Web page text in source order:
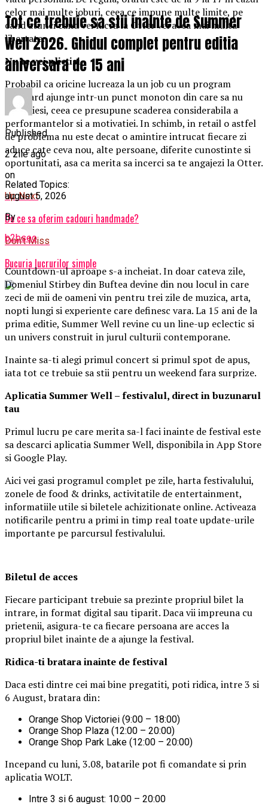
celor mai multe joburi, ceea ce impune multe limite, pe
cand atunci cand vei lucra la Otter vei avea mai multa
libertate.
Nu te vei plictisi
Probabil ca oricine lucreaza la un job cu un program
standard ajunge intr-un punct monoton din care sa nu
poata iesi, ceea ce presupune scaderea considerabila a
performantelor si a motivatiei. In schimb, in retail o astfel
de problema nu este decat o amintire intrucat fiecare zi
aduce cate ceva nou, alte persoane, diferite cunostinte si
oportunitati, asa ca merita sa incerci sa te angajezi la Otter.
Related Topics:
Up Next
De ce sa oferim cadouri handmade?
Don't Miss
Bucuria lucrurilor simple
Tot ce trebuie sa stii inainte de Summer
Well 2026. Ghidul complet pentru editia
aniversara de 15 ani
Published
2 zile ago
on
august 5, 2026
By
b2bseo
Countdown-ul aproape s-a incheiat. In doar cateva zile,
Domeniul Stirbey din Buftea devine din nou locul in care
zeci de mii de oameni vin pentru trei zile de muzica, arta,
nopti lungi si experiente care definesc vara. La 15 ani de la
prima editie, Summer Well revine cu un line-up eclectic si
un univers construit in jurul culturii contemporane.
Inainte sa-ti alegi primul concert si primul spot de apus,
iata tot ce trebuie sa stii pentru un weekend fara surprize.
Aplicatia Summer Well– festivalul, direct in buzunarul
tau
Primul lucru pe care merita sa-l faci inainte de festival este
sa descarci aplicatia Summer Well, disponibila in App Store
si Google Play.
Aici vei gasi programul complet pe zile, harta festivalului,
zonele de food & drinks, activitatile de entertainment,
informatiile utile si biletele achizitionate online. Activeaza
notificarile pentru a primi in timp real toate update-urile
importante pe parcursul festivalului.
Biletul de acces
Fiecare participant trebuie sa prezinte propriul bilet la
intrare, in format digital sau tiparit. Daca vii impreuna cu
prietenii, asigura-te ca fiecare persoana are acces la
propriul bilet inainte de a ajunge la festival.
Ridica-ti bratarainainte de festival
Daca esti dintre cei mai bine pregatiti, poti ridica, intre 3 si
6 August, bratara din:
Orange Shop Victoriei (9:00 – 18:00)
Orange Shop Plaza (12:00 – 20:00)
Orange Shop Park Lake (12:00 – 20:00)
Incepand cu luni, 3.08, batarile pot fi comandate si prin
aplicatia WOLT.
Intre 3 si 6 august: 10:00 – 20:00